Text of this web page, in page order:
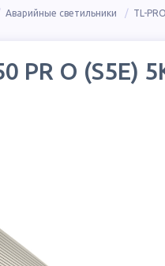
Аварийные светильники TL-
PR O (S5E)